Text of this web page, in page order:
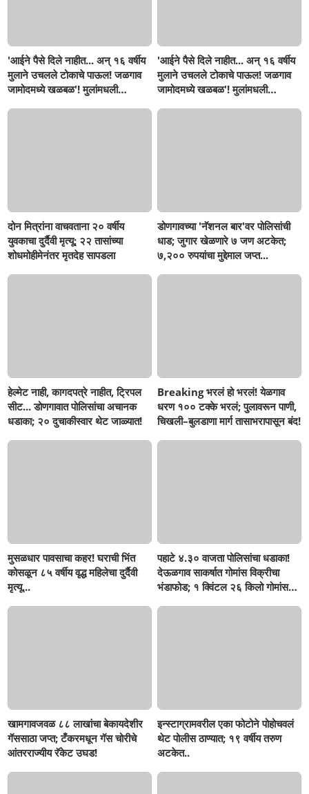
'आईने पैसे दिले नाहीत... अन् १६ वर्षीय
मुलाने उचलले टोकाचे पाऊल! जळगाव
जामोदमध्ये खळबळ'! मुलांमधली
'आईने पैसे दिले नाहीत... अन् १६ वर्षीय
मुलाने उचलले टोकाचे पाऊल! जळगाव
जामोदमध्ये खळबळ'! मुलांमधली
दोन मित्रांना वाचवताना २० वर्षीय
युवकाचा दुर्दैवी मृत्यू; २२ तासांच्या
शोधमोहीमेनंतर मृतदेह सापडला
डोणगावच्या 'नॅशनल बार'वर पोलिसांची
धाड; जुगार खेळणारे ७ जण अटकेत;
७,२०० रुपयांचा मुद्देमाल जप्त...
हेल्मेट नाही, कागदपत्रे नाहीत, ट्रिपल
सीट... डोणगावात पोलिसांचा अचानक
धडाका; २० दुचाकीस्वार थेट जाळ्यात!
Breaking भरलं हो भरलं! येळगाव
धरण १०० टक्के भरलं; पुलावरून पाणी,
चिखली–बुलडाणा मार्ग तासाभरापासून बंद!
मुसळधार पावसाचा कहर! घराची भिंत
कोसळून ८५ वर्षीय वृद्ध महिलेचा दुर्दैवी
मृत्यू...
पहाटे ४.३० वाजता पोलिसांचा धडाका!
देऊळगाव साकर्षात गोमांस विक्रीचा
भंडाफोड; १ क्विंटल २६ किलो गोमांस
खामगावजवळ ८८ लाखांचा बेकायदेशीर
गॅससाठा जप्त; टँकरमधून गॅस चोरीचे
आंतरराज्यीय रॅकेट उघड!
इन्स्टाग्रामवरील एका फोटोने पोहोचवलं
थेट पोलीस ठाण्यात; १९ वर्षीय तरुण
अटकेत..